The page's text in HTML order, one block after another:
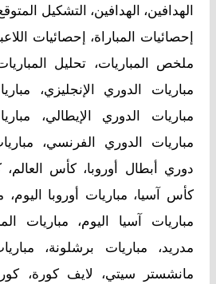
الهدافين، الهدافين، التشكيل
إحصائيات المباراة، إحصائيات
ملخص المباريات، تحليل
مباريات الدوري الإنجليزي،
مباريات الدوري الإيطالي،
مباريات الدوري الفرنسي،
دوري أبطال أوروبا، كأس العالم،
كأس آسيا، مباريات أوروبا اليوم،
مباريات آسيا اليوم، مباريات
مدريد، مباريات برشلونة،
مانشستر سيتي، لايف كورة،